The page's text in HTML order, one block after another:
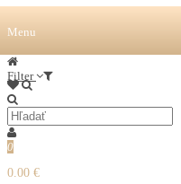
Menu
Filter
0
0.00 €